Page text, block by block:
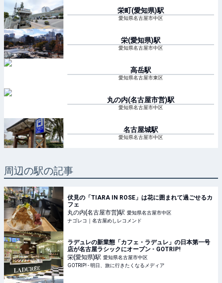
栄町(愛知県)駅
愛知県名古屋市中区
栄(愛知県)駅
愛知県名古屋市中区
高岳駅
愛知県名古屋市東区
丸の内(名古屋市営)駅
愛知県名古屋市中区
名古屋城駅
愛知県名古屋市中区
周辺の駅の記事
伏見の「TIARA IN ROSE」は花に囲まれて過ごせるカ
フェ
丸の内(名古屋市営)駅 愛知県名古屋市中区
ナゴレコ｜名古屋めしレコメンド
ラデュレの新業態「カフェ・ラデュレ」の日本第一号
店が名古屋ラシックにオープン - GOTRIP!
栄(愛知県)駅 愛知県名古屋市中区
GOTRIP! - 明日、旅に行きたくなるメディア